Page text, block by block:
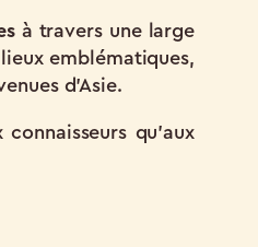
à travers une large
emblématiques,
d’Asie.
qu’aux